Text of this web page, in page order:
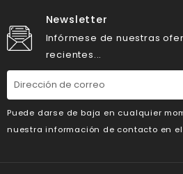
Newsletter
Infórmese de nuestras
recientes...
Puede darse de baja en cualquier
nuestra información de contacto en